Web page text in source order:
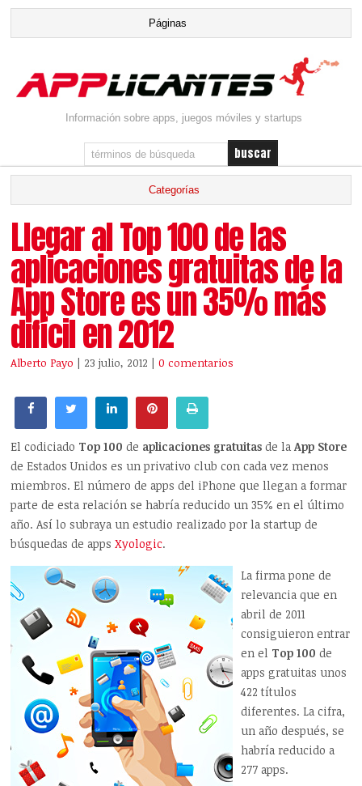
Información sobre apps, juegos móviles y startups
Llegar al Top 100 de las
aplicaciones gratuitas de la
App Store es un 35% más
difícil en 2012
Alberto Payo | 23 julio, 2012 |0 comentarios
El codiciado Top 100 de aplicaciones gratuitas de laApp Store
de Estados Unidos es un privativo club con cada vez menos
miembros. El número de apps del iPhone que llegan a formar
parte de esta relación se habría reducido un 35% en el último
año. Así lo subraya un estudio realizado por la startup de
búsquedas de appsXyologic.
La firma pone de
relevancia que en
abril de 2011
consiguieron entrar
en el Top 100 de
apps gratuitas unos
422 títulos
diferentes. La cifra,
un año después, se
habría reducido a
277 apps.